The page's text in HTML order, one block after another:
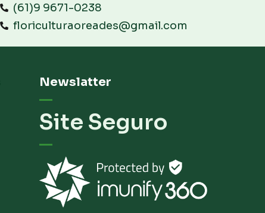
(61)9 9671-0238
floriculturaoreades@gmail.com
Newslatter
Site Seguro